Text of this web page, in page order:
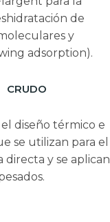
de
y
adsorption).
CRUDO
diseño térmico e
se utilizan para el
y se aplican